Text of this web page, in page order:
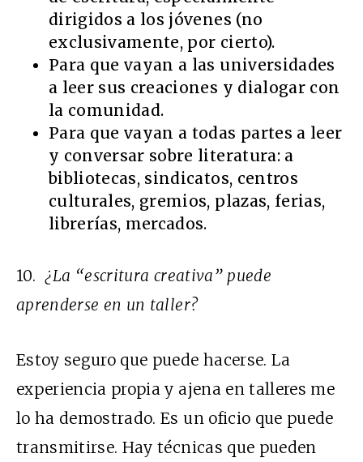
dirigidos a los jóvenes (no
exclusivamente, por cierto).
Para que vayan a las universidades
a leer sus creaciones y dialogar con
la comunidad.
Para que vayan a todas partes a leer
y conversar sobre literatura: a
bibliotecas, sindicatos, centros
culturales, gremios, plazas, ferias,
librerías, mercados.
10. ¿La “escritura creativa” puede
aprenderse en un taller?
Estoy seguro que puede hacerse. La
experiencia propia y ajena en talleres me
lo ha demostrado. Es un oficio que puede
transmitirse. Hay técnicas que pueden